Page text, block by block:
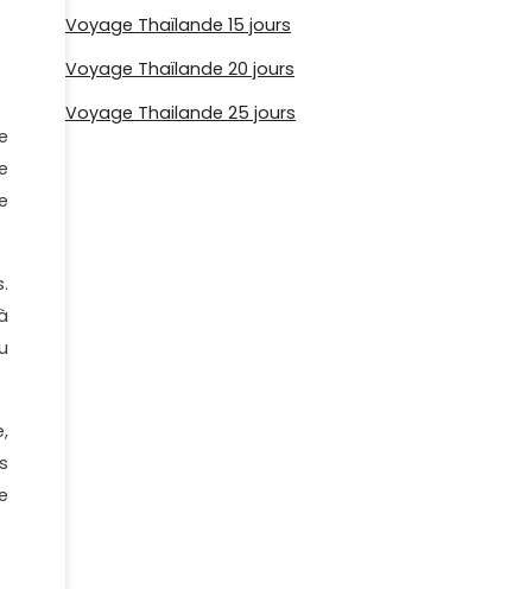
Voyage Thaïlande 15 jours
Voyage Thaïlande 20 jours
Voyage Thailande 25 jours